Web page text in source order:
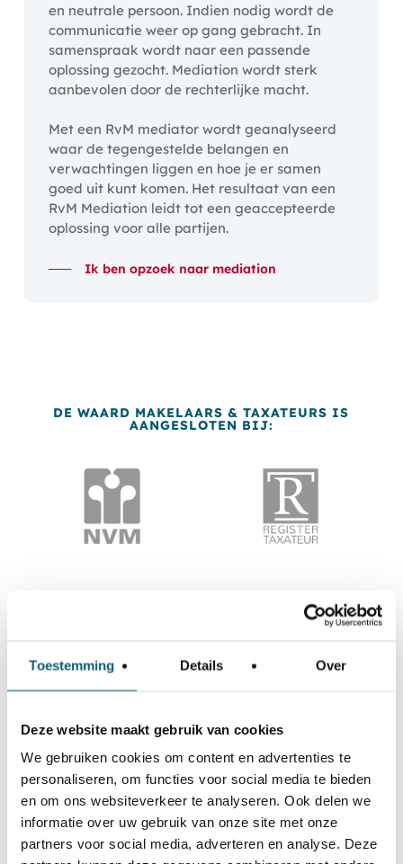
Toestemming Details Over
Deze website maakt gebruik van cookies
We gebruiken cookies om content en advertenties te
personaliseren, om functies voor social media te bieden
en om ons websiteverkeer te analyseren. Ook delen we
informatie over uw gebruik van onze site met onze
partners voor social media, adverteren en analyse. Deze
en neutrale persoon. Indien nodig wordt de
communicatie weer op gang gebracht. In
samenspraak wordt naar een passende
oplossing gezocht. Mediation wordt sterk
aanbevolen door de rechterlijke macht.
Met een RvM mediator wordt geanalyseerd
waar de tegengestelde belangen en
verwachtingen liggen en hoe je er samen
goed uit kunt komen. Het resultaat van een
RvM Mediation leidt tot een geaccepteerde
oplossing voor alle partijen.
Ik ben opzoek naar mediation
DE WAARD MAKELAARS & TAXATEURS IS
AANGESLOTEN BIJ: